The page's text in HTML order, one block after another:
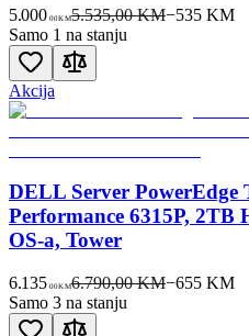
5.000 00KM5.535,00 KM−535KM
Samo 1 na stanju
Akcija
DELL Server PowerEdge
Performance 6315P, 2TB
OS-a, Tower
6.135 00KM6.790,00 KM−655KM
Samo 3 na stanju